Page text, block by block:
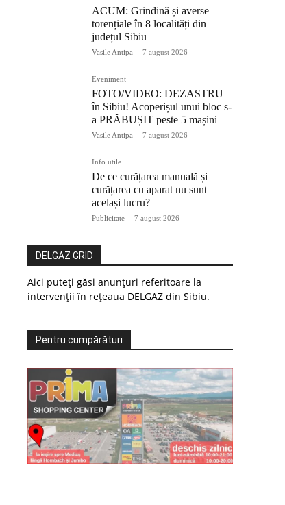
ACUM: Grindină și averse
torențiale în 8 localități din
județul Sibiu
Vasile Antipa - 7 august 2026
Eveniment
FOTO/VIDEO: DEZASTRU
în Sibiu! Acoperișul unui bloc s-
a PRĂBUȘIT peste 5 mașini
Vasile Antipa - 7 august 2026
Info utile
De ce curățarea manuală și
curățarea cu aparat nu sunt
același lucru?
Publicitate - 7 august 2026
DELGAZ GRID
Aici puteți găsi anunțuri referitoare la
intervenții în rețeaua DELGAZ din Sibiu.
Pentru cumpărături